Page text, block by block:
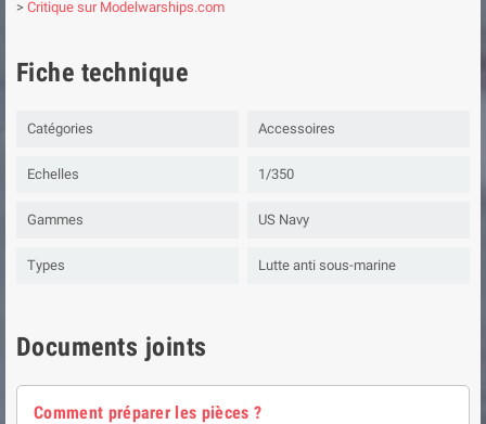
> Critique sur Modelwarships.com
Fiche technique
Catégories Accessoires
Echelles 1/350
Gammes US Navy
Types Lutte anti sous-marine
Documents joints
Comment préparer les pièces ?